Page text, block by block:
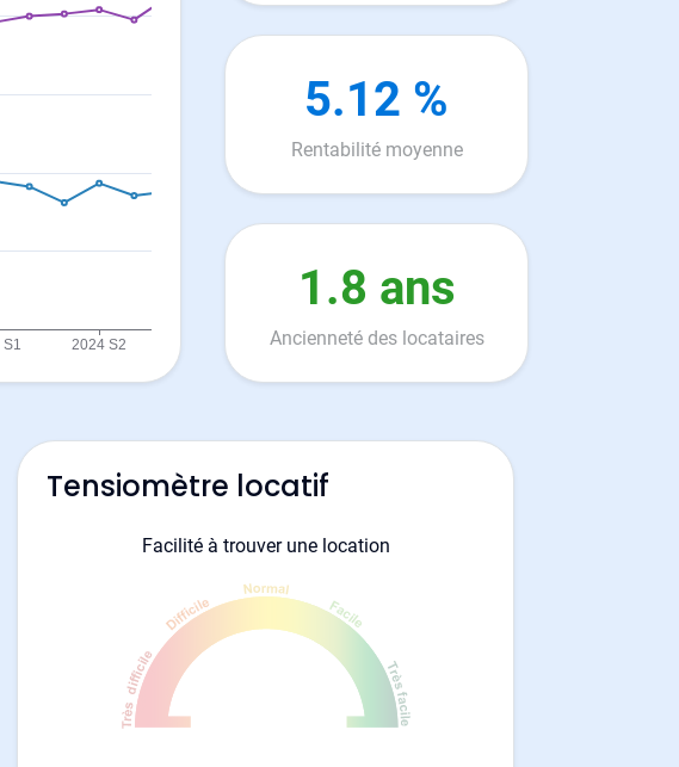
5.12 %
Rentabilité moyenne
1.8 ans
Ancienneté des locataires
Tensiomètre locatif
Facilité à trouver une location